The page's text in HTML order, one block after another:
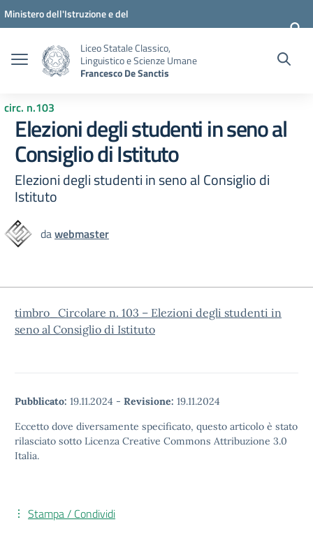
Vai ai contenuti
Vai al menu di navigazione
Vai al footer
Ministero dell'Istruzione e del
Liceo Statale Classico,
Linguistico e Scienze Umane
Francesco De Sanctis
circ. n.103
Elezioni degli studenti in seno al
Consiglio di Istituto
Elezioni degli studenti in seno al Consiglio di
Istituto
dawebmaster
timbro_Circolare n. 103 – Elezioni degli studenti in
seno al Consiglio di Istituto
Pubblicato: 19.11.2024 - Revisione: 19.11.2024
Eccetto dove diversamente specificato, questo articolo è stato
rilasciato sotto Licenza Creative Commons Attribuzione 3.0
Italia.
Stampa / Condividi